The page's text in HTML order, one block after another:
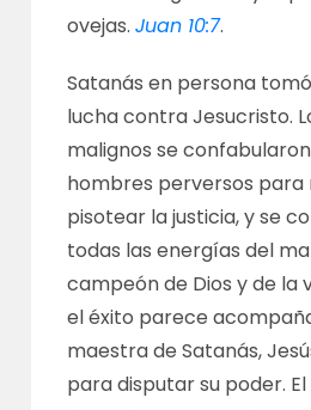
ovejas.Juan 10:7.
Satanás en persona
lucha contra Jesucristo.
malignos se
hombres perversos para
pisotear la justicia, y se
todas las energías del
campeón de Dios y de la
el éxito parece
maestra de Satanás,
para disputar su poder. El